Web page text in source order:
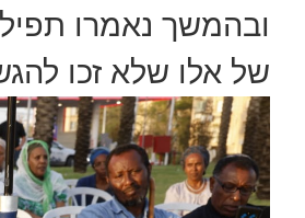
ובהמשך נאמרו
של אלו שלא זכו